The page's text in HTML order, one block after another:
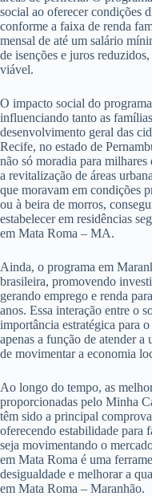
social ao oferecer condições
conforme a faixa de renda
mensal de até um salário
de isenções e juros
viável.
O impacto social do
influenciando tanto as
desenvolvimento geral das
Recife, no estado de
não só moradia para
a revitalização de áreas
que moravam em condições
ou à beira de morros,
estabelecer em residências
em Mata Roma – MA.
Ainda, o programa em
brasileira, promovendo
gerando emprego e renda
anos. Essa interação entre o
importância estratégica para
apenas a função de atender
de movimentar a economia
Ao longo do tempo, as
proporcionadas pelo Minha
têm sido a principal
oferecendo estabilidade para
seja movimentando o
em Mata Roma é uma
desigualdade e melhorar a
em Mata Roma – Maranhão.